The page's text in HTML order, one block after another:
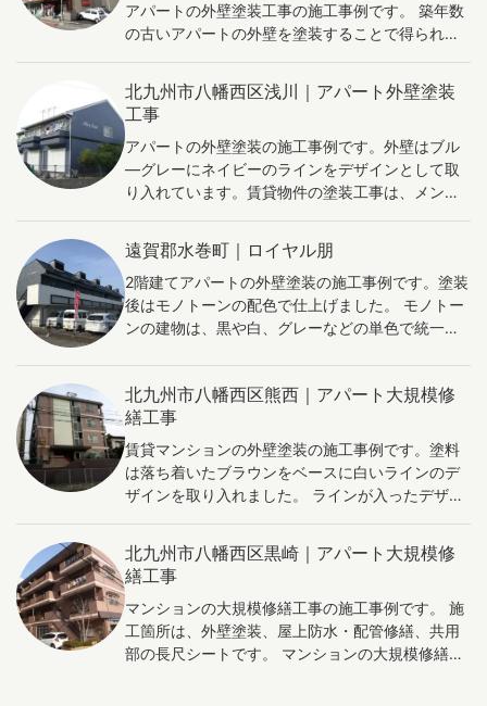
が高まります。これらの効果をアピールし、販売
物件としての魅力を最大限に引き出すことが重要
アパートの外壁塗装工事の施工事例です。 築年数
の古いアパートの外壁を塗装することで得られる
が増します。新鮮な色や清潔感ある外壁は、アパ
ートに魅力を与え、入居希望者に良い印象を与え
ます。これにより、空室率の低下と入居者の獲得
が容易になり、安定した賃貸収益が期待できま
す。 また、塗装により建物が保護されます。防水
や防腐機能を持つ塗料を使用することで、雨や湿
とができます。これにより、修繕費用の節約や建
物の寿命の延長が可能となり、長期的な賃貸収益
の向上に繋がります。 さらに、最近の塗料は断熱
性能が向上しており、長年使われてきたアパート
には特に有益です。外壁塗装によって断熱効果が
力的であり、満足度の向上や退去率の低下に寄与
します。 アパートの外壁塗装は、物件魅力向上、
建物保護、エネルギー効率の向上など多面的な効
果をもたらし、賃貸収益の改善に貢献します。
北九州市八幡西区浅川｜アパート外壁塗装
工事
アパートの外壁塗装の施工事例です。外壁はブル
―グレーにネイビーのラインをデザインとして取
り入れています。賃貸物件の塗装工事は、メンテ
目的ですが、美観を高めることで、入居率を高く
する効果も期待できます。
遠賀郡水巻町｜ロイヤル朋
2階建てアパートの外壁塗装の施工事例です。塗装
後はモノトーンの配色で仕上げました。 モノトー
ンの建物は、黒や白、グレーなどの単色で統一さ
シンプルで洗練された印象を与えます。色が単色
で統一されているため、デザインが統一感を持
ち、調和が取れた印象を与えます。 また、モノト
ーンの建物は、建物の形状を強調することができ
ます。建物自体が目立ちやすくなるため、細かな
ディテールが見えやすくなり、建物の美しさが際
調和がとれます。周囲の自然や街並みと調和する
ため、建物が浮いた存在にならず、自然な印象を
与えます。 以上のように、モノトーンの建物は、
シンプルで洗練された印象を与え、建物の形状を
強調し、周囲の景色と調和する美しいデザインを
北九州市八幡西区熊西｜アパート大規模修
繕工事
賃貸マンションの外壁塗装の施工事例です。塗料
は落ち着いたブラウンをベースに白いラインのデ
ザインを取り入れました。 ラインが入ったデザイ
に引き締まった印象を与えることができます。横
のラインは、建物が広がりを持ち、安定感がある
と感じられます。 さらに、ラインデザインは古め
かしい外観に現代的な雰囲気を与え、印象を一新
することができます。色のコントラストや太さ、
間隔など、ラインのデザインを工夫することで、
北九州市八幡西区黒崎｜アパート大規模修
繕工事
マンションの大規模修繕工事の施工事例です。 施
工箇所は、外壁塗装、屋上防水・配管修繕、共用
部の長尺シートです。 マンションの大規模修繕